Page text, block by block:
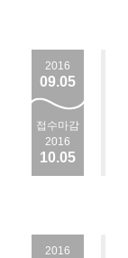
2016
09.05
접수마감
2016
10.05
2016